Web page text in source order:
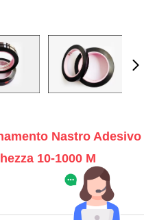
Nastro Adesivo
10-1000 M